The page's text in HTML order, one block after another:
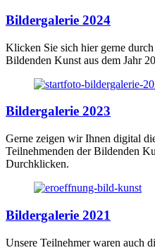
Bildergalerie 2024
Klicken Sie sich hier gerne
Bildenden Kunst aus dem Jahr
Bildergalerie 2023
Gerne zeigen wir Ihnen digital
Teilnehmenden der Bildenden
Durchklicken.
Bildergalerie 2021
Unsere Teilnehmer waren auch